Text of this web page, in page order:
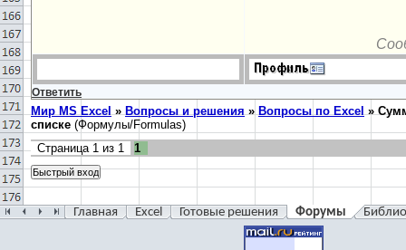
Ответить
Мир MS Excel » Вопросы и решения » Вопросы по Excel »
списке (Формулы/Formulas)
Страница 1 из 1 1
Главная Excel Готовые решения Форумы